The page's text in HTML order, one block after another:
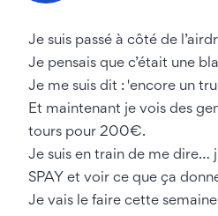
Je suis passé à côté de
Je pensais que c’était une
Je me suis dit : 'encore un
Et maintenant je vois des
tours pour 200€.
Je suis en train de me dire…
SPAY et voir ce que ça
Je vais le faire cette